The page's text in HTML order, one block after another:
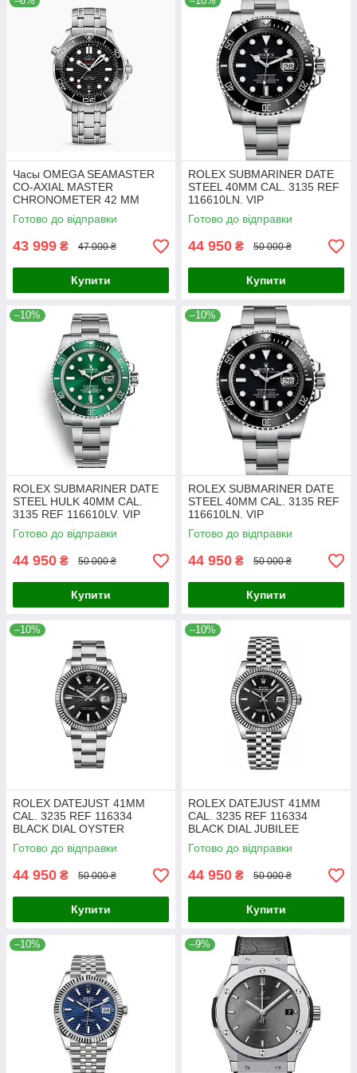
Часы OMEGA SEAMASTER
CO‑AXIAL MASTER
CHRONOMETER 42 MM
BLACK SILVER. VIP
Готово до відправки
43 999 ₴ 47 000 ₴
Купити
ROLEX SUBMARINER DATE
STEEL 40MM CAL. 3135 REF
116610LN. VIP
Готово до відправки
44 950 ₴ 50 000 ₴
Купити
–10%
ROLEX SUBMARINER DATE
STEEL HULK 40MM CAL.
3135 REF 116610LV. VIP
Готово до відправки
44 950 ₴ 50 000 ₴
Купити
–10%
ROLEX SUBMARINER DATE
STEEL 40MM CAL. 3135 REF
116610LN. VIP
Готово до відправки
44 950 ₴ 50 000 ₴
Купити
–10%
ROLEX DATEJUST 41MM
CAL. 3235 REF 116334
BLACK DIAL OYSTER
BRACELET. VIP
Готово до відправки
44 950 ₴ 50 000 ₴
Купити
–10%
ROLEX DATEJUST 41MM
CAL. 3235 REF 116334
BLACK DIAL JUBILEE
BRACELET. VIP
Готово до відправки
44 950 ₴ 50 000 ₴
Купити
–10% –9%